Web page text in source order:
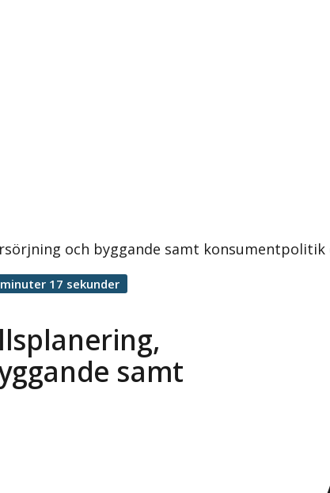
och byggande samt konsumentpolitik
samt
17 sekunder